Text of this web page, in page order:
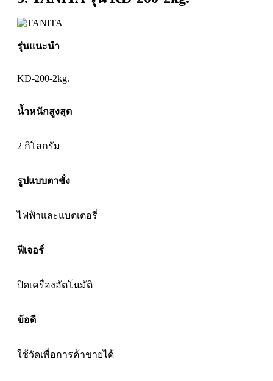
รุ่นแนะนำ
KD-200-2kg.
น้ำหนักสูงสุด
2 กิโลกรัม
รูปแบบตาชั่ง
ไฟฟ้าและแบตเตอรี่
ฟีเจอร์
ปิดเครื่องอัตโนมัติ
ข้อดี
ใช้วัดเพื่อการค้าขายได้